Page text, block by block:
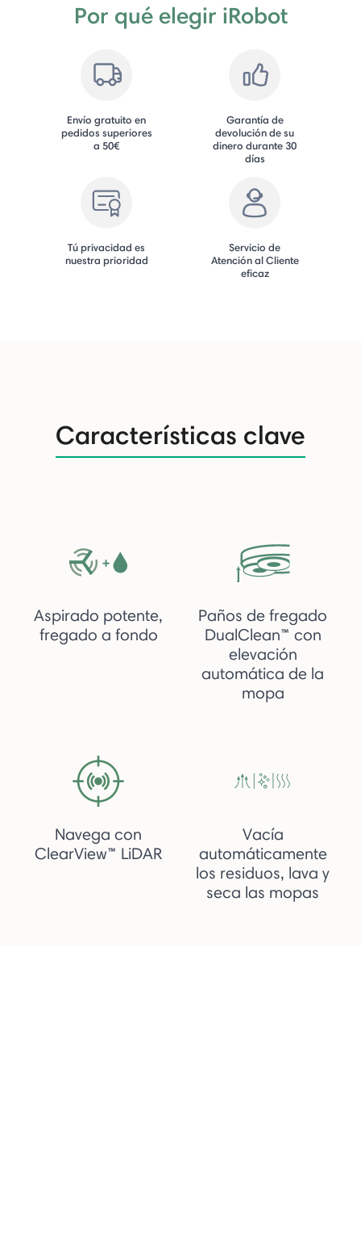
Por qué elegir iRobot
Envío gratuito en
pedidos superiores
a 50€
Garantía de
devolución de su
dinero durante 30
días
Tú privacidad es
nuestra prioridad
Servicio de
Atención al Cliente
eficaz
Características clave
Aspirado potente,
fregado a fondo
Paños de fregado
DualClean™ con
elevación
automática de la
mopa
Navega con
ClearView™ LiDAR
Vacía
automáticamente
los residuos, lava y
seca las mopas